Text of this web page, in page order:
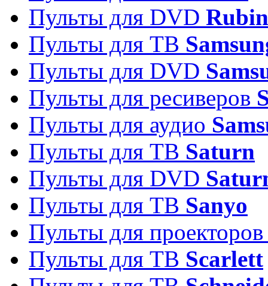
Пульты для DVD Rubin
Пульты для ТВ
Пульты для DVD
Пульты для ресиверов
Пульты для аудио
Пульты для ТВ Saturn
Пульты для DVD
Пульты для ТВ Sanyo
Пульты для
Пульты для ТВ Scarlett